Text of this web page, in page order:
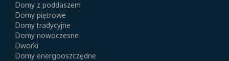
Domy z poddaszem
Domy piętrowe
Domy tradycyjne
Domy nowoczesne
Dworki
Domy energooszczędne